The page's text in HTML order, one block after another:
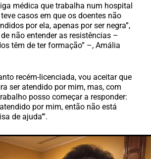
médica que trabalha num hospital
casos em que os doentes não
por ela, apenas por ser negra”,
não entender as resistências –
têm de ter formação” –, Amália
recém-licenciada, vou aceitar que
ser atendido por mim, mas, com
posso começar a responder:
por mim, então não está
de ajuda’”.